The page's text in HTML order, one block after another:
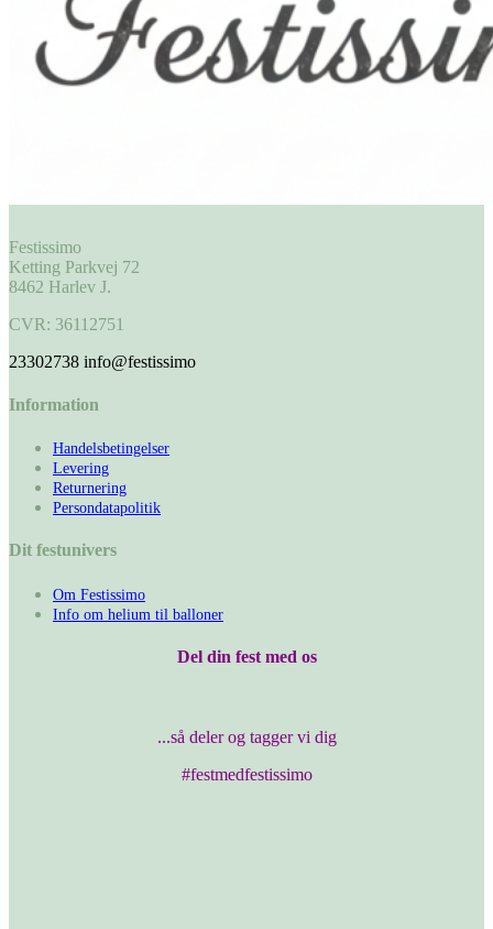
Festissimo
Ketting Parkvej 72
8462 Harlev J.
CVR: 36112751
23302738 info@festissimo
Information
Handelsbetingelser
Levering
Returnering
Persondatapolitik
Dit festunivers
Om Festissimo
Info om helium til balloner
Del din fest med os
...så deler og tagger vi dig
#festmedfestissimo